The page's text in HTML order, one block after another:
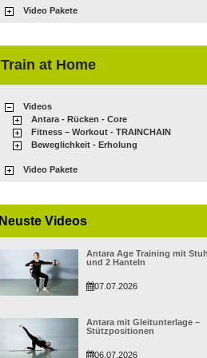
Video Pakete
Train at Home
Videos
Antara - Rücken - Core
Fitness – Workout - TRAINCHAIN
Beweglichkeit - Erholung
Video Pakete
Neuste Videos
Antara Age Training mit
und 2 Hanteln
07.07.2026
Antara mit Gleitunterlage –
Stützpositionen
06.07.2026